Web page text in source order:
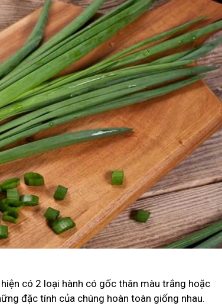
có 2 loại hành có gốc thân màu trắng hoặc
đặc tính của chúng hoàn toàn giống nhau.